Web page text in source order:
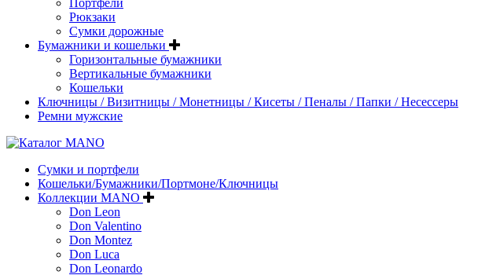
Портфели
Рюкзаки
Сумки дорожные
Бумажники и кошельки
Горизонтальные бумажники
Вертикальные бумажники
Кошельки
Ключницы / Визитницы / Монетницы / Кисеты / Пеналы / Папки / Несессеры
Ремни мужские
Сумки и портфели
Кошельки/Бумажники/Портмоне/Ключницы
Коллекции MANO
Don Leon
Don Valentino
Don Montez
Don Luca
Don Leonardo